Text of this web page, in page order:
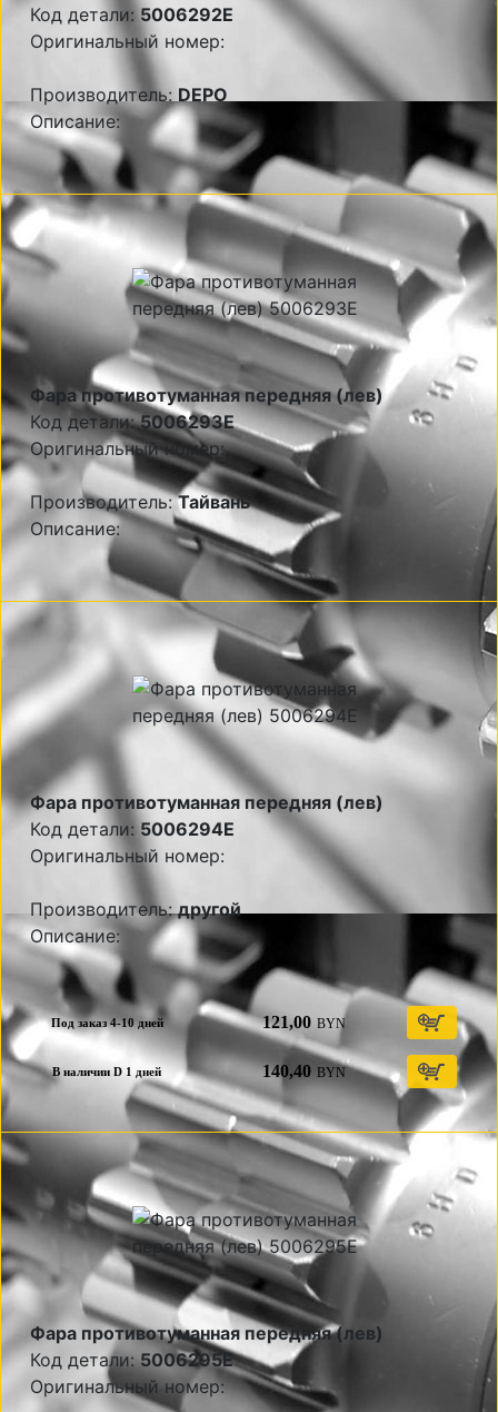
Код детали: 5006292E
Оригинальный номер:
Производитель: DEPO
Описание:
Фара противотуманная передняя (лев)
Код детали:5006293E
Оригинальный номер:
Производитель:Тайвань
Описание:
Фара противотуманная передняя (лев)
Код детали: 5006294E
Оригинальный номер:
Производитель:другой
Описание:
Под заказ 4-10 дней 121,00 BYN
В наличии D 1 дней 140,40 BYN
Фара противотуманная передняя (лев)
Код детали:5006295E
Оригинальный номер: